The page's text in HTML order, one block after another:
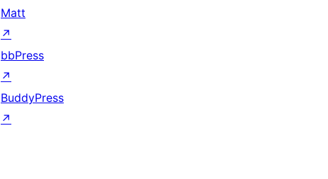
Matt
↗
bbPress
↗
BuddyPress
↗